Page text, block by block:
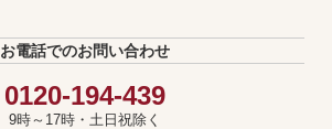
お電話でのお問い合わせ
0120-194-439
9時～17時・土日祝除く